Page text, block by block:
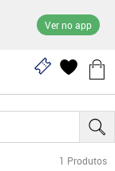
Ver no app
1 Produtos